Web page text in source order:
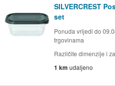
SILVERCREST
set
Ponuda vrijedi do
trgovinama
Različite dimenzije i
1 km udaljeno